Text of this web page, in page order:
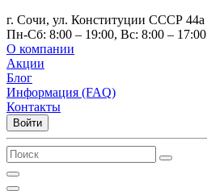
г. Сочи, ул. Конституции СССР 44а
Пн-Сб: 8:00 – 19:00, Вс: 8:00 – 17:00
О компании
Акции
Блог
Информация (FAQ)
Контакты
Войти